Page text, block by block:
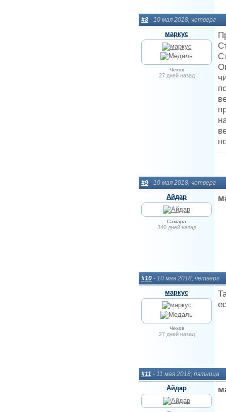
#8 - 10 мая 2018, четверг
маркус
Чехов
27 дней назад
#9 - 10 мая 2018, четверг
Айдар
Самара
340 дней назад
#10 - 10 мая 2018, четверг
маркус
Чехов
27 дней назад
#11 - 11 мая 2018, пятница
Айдар